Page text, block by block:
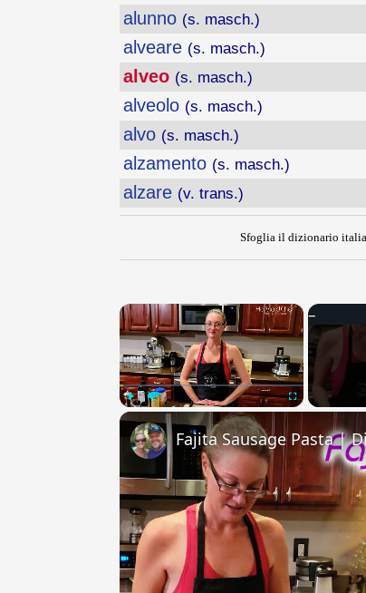
alunno (s. masch.)
alveare (s. masch.)
alveo (s. masch.)
alveolo (s. masch.)
alvo (s. masch.)
alzamento (s. masch.)
alzare (v. trans.)
Sfoglia il dizionario
×
Unmute
Fajita Sausage Pasta |